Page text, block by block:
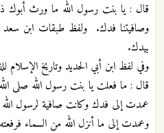
قال : يا بنت رسول الله ما ورث أبوك
وصافيتنا فدك. ولفظ طبقات ابن سعد :
بيدك.
وفي لفظ ابن أبي الحديد وتاريخ الإسلام
قال : ما فعلت يا بنت رسول الله صلى
عمدت إلى فدك وكانت صافية لرسول الله
وعمدت إلى ما أنزل الله من السماء